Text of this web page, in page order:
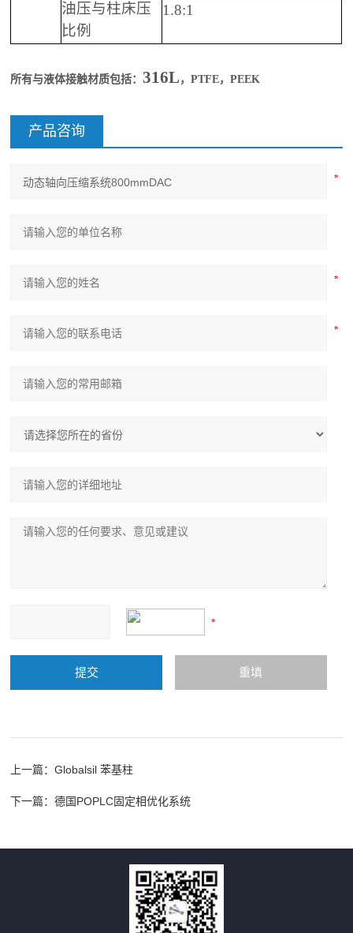
油压与柱床压
比例
1.8:1
所有与液体接触材质包括：316L ，PTFE，PEEK
产品咨询
上一篇：Globalsil 苯基柱
下一篇：德国POPLC固定相优化系统